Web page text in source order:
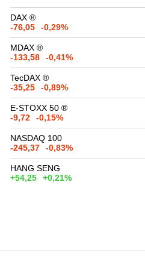
DAX ®
-76,05
-0,29%
MDAX ®
-133,58
-0,41%
TecDAX ®
-35,25
-0,89%
E-STOXX 50 ®
-9,72
-0,15%
NASDAQ 100
-245,37
-0,83%
HANG SENG
+54,25
+0,21%